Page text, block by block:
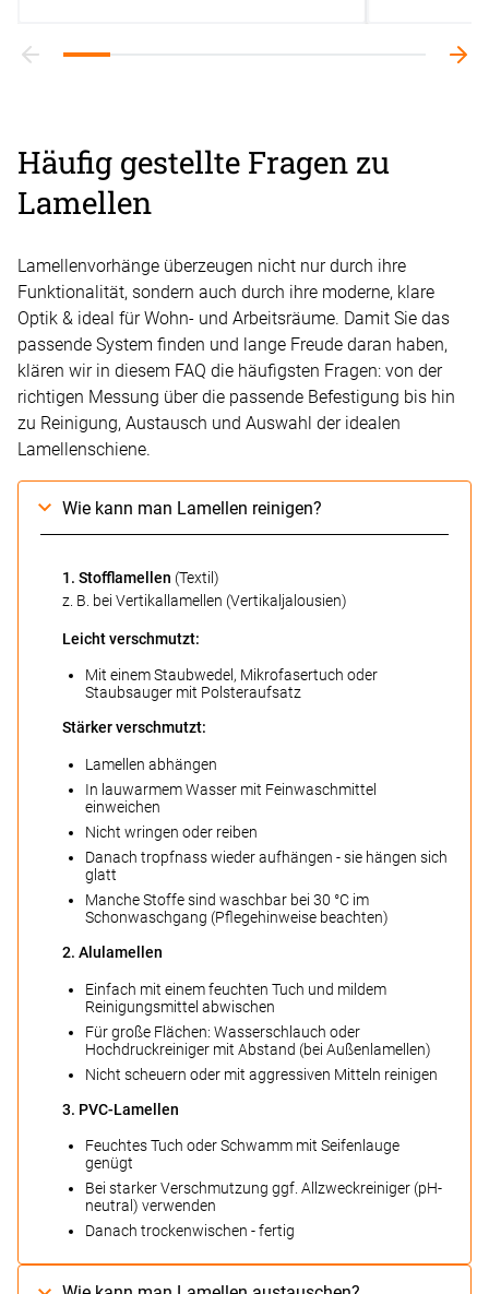
Häufig gestellte Fragen zu
Lamellen
Lamellenvorhänge überzeugen nicht nur durch ihre
Funktionalität, sondern auch durch ihre moderne, klare
Optik & ideal für Wohn- und Arbeitsräume. Damit Sie das
passende System finden und lange Freude daran haben,
klären wir in diesem FAQ die häufigsten Fragen: von der
richtigen Messung über die passende Befestigung bis hin
zu Reinigung, Austausch und Auswahl der idealen
Lamellenschiene.
Wie kann man Lamellen reinigen?
1. Stofflamellen (Textil)
z. B. bei Vertikallamellen (Vertikaljalousien)
Leicht verschmutzt:
Mit einem Staubwedel, Mikrofasertuch oder
Staubsauger mit Polsteraufsatz
Stärker verschmutzt:
Lamellen abhängen
In lauwarmem Wasser mit Feinwaschmittel
einweichen
Nicht wringen oder reiben
Danach tropfnass wieder aufhängen - sie hängen sich
glatt
Manche Stoffe sind waschbar bei 30 °C im
Schonwaschgang (Pflegehinweise beachten)
2. Alulamellen
Einfach mit einem feuchten Tuch und mildem
Reinigungsmittel abwischen
Für große Flächen: Wasserschlauch oder
Hochdruckreiniger mit Abstand (bei Außenlamellen)
Nicht scheuern oder mit aggressiven Mitteln reinigen
3. PVC-Lamellen
Feuchtes Tuch oder Schwamm mit Seifenlauge
genügt
Bei starker Verschmutzung ggf. Allzweckreiniger (pH-
neutral) verwenden
Danach trockenwischen - fertig